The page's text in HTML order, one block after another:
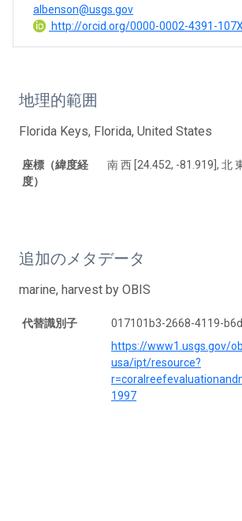
albenson@usgs.gov
http://orcid.org/0000-0002-4391-107X
地理的範囲
Florida Keys, Florida, United States
座標（緯度経
度）
南 西 [24.452, -81.919], 北
追加のメタデータ
marine, harvest by OBIS
代替識別子
017101b3-2668-4119-
https://www1.usgs.gov/
usa/ipt/resource?
1997